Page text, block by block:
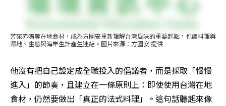
芳苑赤嘴等在地食材，成為方國安重新理解台灣風味的重要起點，也讓料理與
濕地、生態與海岸生計產生連結。圖片來源：方國安 提供
他沒有把自己設定成全職投入的倡議者，而是採取「慢慢
進入」的節奏，且建立在一條原則上：即使使用台灣在地
食材，仍然要做出「真正的法式料理」。這句話聽起來像